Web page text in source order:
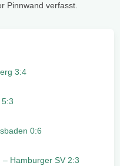
Pinnwand verfasst.
3:4
0:6
Hamburger SV 2:3